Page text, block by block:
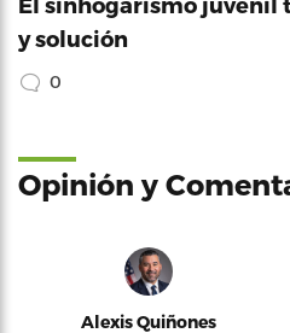
y solución
0
Opinión y
Alexis Quiñones